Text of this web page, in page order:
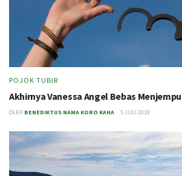
POJOK TUBIR
Akhirnya Vanessa Angel Bebas
OLEH BENEDIKTUS NAMA KORO KAHA 5 JULI 2019